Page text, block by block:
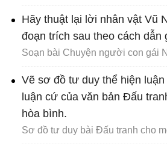
Hãy thuật lại lời nhân vật Vũ
đoạn trích sau theo cách dẫn
Soạn bài Chuyện người con gái
Vẽ sơ đồ tư duy thể hiện
luận cứ của văn bản Đấu
hòa bình.
Sơ đồ tư duy bài Đấu tranh cho